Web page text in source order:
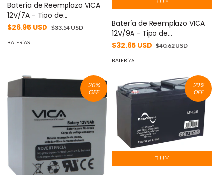
Batería de Reemplazo VICA
12V/7A - Tipo de
acumulador: Plomo/Paquete
mantenimiento - Tiempo de
$26.95 USD $33.54 USD
BATERÍAS
Batería de Reemplazo VICA
12V/9A - Tipo de
acumulador: Plomo/Paquete
mantenimiento - Tiempo de
$32.65 USD $40.62 USD
BATERÍAS
20%
OFF
20%
OFF